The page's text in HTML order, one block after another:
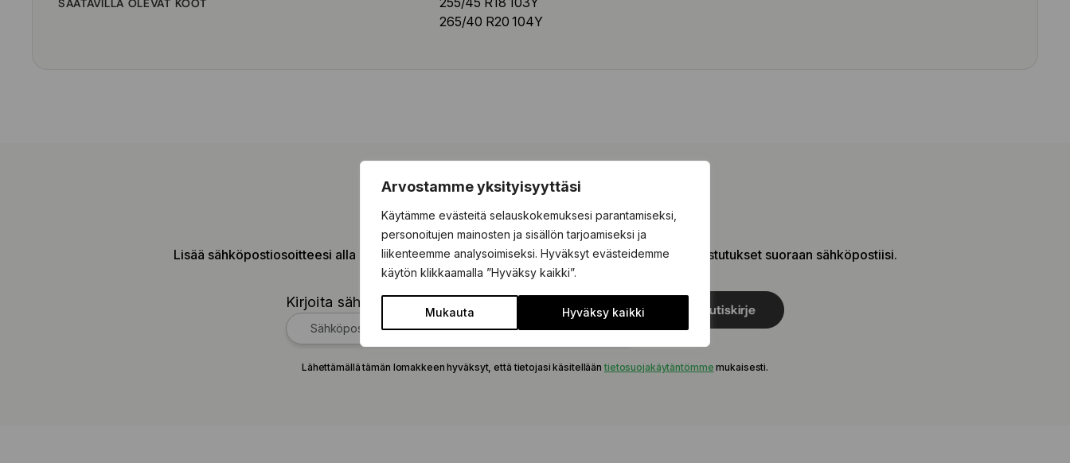
Arvostamme yksityisyyttäsi
Käytämme evästeitä selauskokemuksesi parantamiseksi,
personoitujen mainosten ja sisällön tarjoamiseksi ja
liikenteemme analysoimiseksi. Hyväksyt evästeidemme
käytön klikkaamalla ”Hyväksy kaikki”.
Mukauta Hyväksy kaikki
SAATAVILLA OLEVAT KOOT
265/40 R20 104Y
Tilaa vinkit ja muistutukset
Lisää sähköpostiosoitteesi alla olevaan kenttään ja tilaa kiinnostavimmat vinkit ja kausimuistutukset suoraan sähköpostiisi.
Kirjoita sähköpostisi tähän... Tilaa uutiskirje
Lähettämällä tämän lomakkeen hyväksyt, että tietojasi käsitellääntietosuojakäytäntömme mukaisesti.